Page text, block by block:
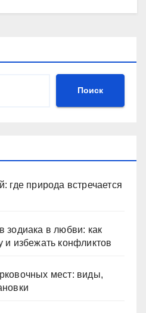
Поиск
где природа встречается
зодиака в любви: как
и избежать конфликтов
мест: виды,